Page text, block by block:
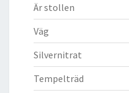
Är stollen
Väg
Silvernitrat
Tempelträd